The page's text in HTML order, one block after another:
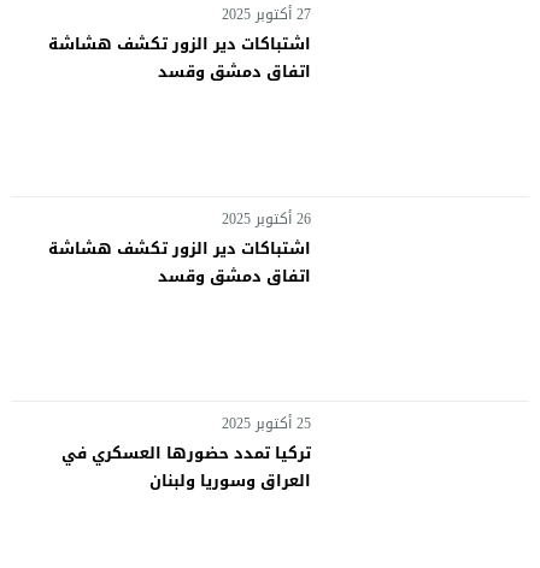
27 أكتوبر 2025
اشتباكات دير الزور تكشف هشاشة
اتفاق دمشق وقسد
26 أكتوبر 2025
اشتباكات دير الزور تكشف هشاشة
اتفاق دمشق وقسد
25 أكتوبر 2025
تركيا تمدد حضورها العسكري في
العراق وسوريا ولبنان